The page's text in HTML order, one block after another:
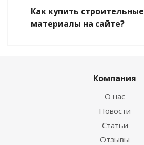
Как купить строительные
материалы на сайте?
Компания
О нас
Новости
Статьи
Отзывы